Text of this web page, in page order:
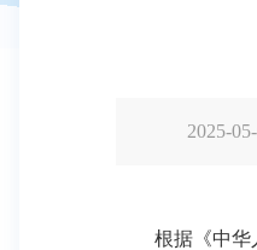
2025-
根据《中华人